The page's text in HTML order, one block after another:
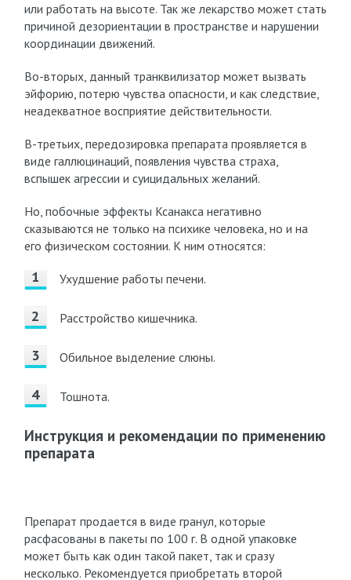
или работать на высоте. Так же лекарство может стать
причиной дезориентации в пространстве и нарушении
координации движений.
Во-вторых, данный транквилизатор может вызвать
эйфорию, потерю чувства опасности, и как следствие,
неадекватное восприятие действительности.
В-третьих, передозировка препарата проявляется в
виде галлюцинаций, появления чувства страха,
вспышек агрессии и суицидальных желаний.
Но, побочные эффекты Ксанакса негативно
сказываются не только на психике человека, но и на
его физическом состоянии. К ним относятся:
Ухудшение работы печени.
Расстройство кишечника.
Обильное выделение слюны.
Тошнота.
Инструкция и рекомендации по применению
препарата
Препарат продается в виде гранул, которые
расфасованы в пакеты по 100 г. В одной упаковке
может быть как один такой пакет, так и сразу
несколько. Рекомендуется приобретать второй